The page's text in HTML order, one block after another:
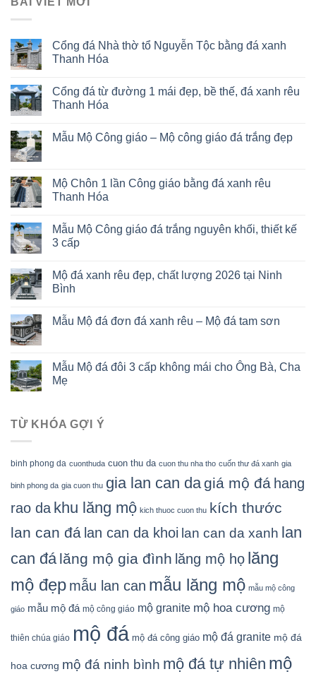
Cổng đá Nhà thờ tổ Nguyễn Tộc bằng đá xanh
Thanh Hóa
Cổng đá từ đường 1 mái đẹp, bề thế, đá xanh rêu
Thanh Hóa
Mẫu Mộ Công giáo – Mộ công giáo đá trắng đẹp
Mộ Chôn 1 lần Công giáo bằng đá xanh rêu
Thanh Hóa
Mẫu Mộ Công giáo đá trắng nguyên khối, thiết kế
3 cấp
Mộ đá xanh rêu đẹp, chất lượng 2026 tại Ninh
Bình
Mẫu Mộ đá đơn đá xanh rêu – Mộ đá tam sơn
Mẫu Mộ đá đôi 3 cấp không mái cho Ông Bà, Cha
Mẹ
TỪ KHÓA GỢI Ý
binh phong da cuonthuda cuon thu da cuon thu nha tho cuốn thư đá xanh gia
binh phong da gia cuon thu gia lan can dagiá mộ đá hang
rao da khu lăng mộ kich thuoc cuon thu kích thước
lan can đá lan can da khoi lan can da xanh lan
can đá lăng mộ gia đình lăng mộ họ lăng
mộ đẹp mẫu lan can mẫu lăng mộ mẫu mộ công
giáo mẫu mộ đá mộ công giáo mộ granite mộ hoa cương mộ
thiên chúa giáo mộ đá mộ đá công giáo mộ đá granite mộ đá
hoa cương mộ đá ninh bình mộ đá tự nhiên mộ